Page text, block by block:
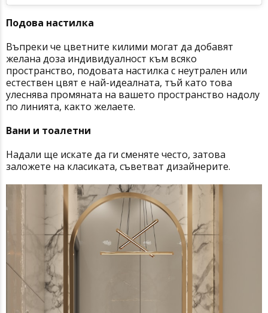
Подова настилка
Въпреки че цветните килими могат да добавят
желана доза индивидуалност към всяко
пространство, подовата настилка с неутрален или
естествен цвят е най-идеалната, тъй като това
улеснява промяната на вашето пространство надолу
по линията, както желаете.
Вани и тоалетни
Надали ще искате да ги сменяте често, затова
заложете на класиката, съветват дизайнерите.